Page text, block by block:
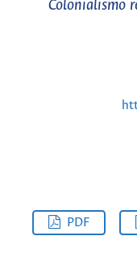
Colonialismo
PDF